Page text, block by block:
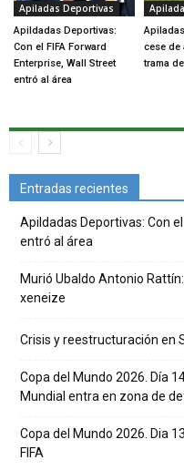
Apiladas Deportivas
Apildadas Deportivas:
Con el FIFA Forward
Enterprise, Wall Street
entró al área
cese de
trama
Entradas recientes
Apildadas Deportivas: Con
entró al área
Murió Ubaldo Antonio
xeneize
Crisis y reestructuración en
Copa del Mundo 2026. Día
Mundial entra en zona de
Copa del Mundo 2026. Dia
FIFA